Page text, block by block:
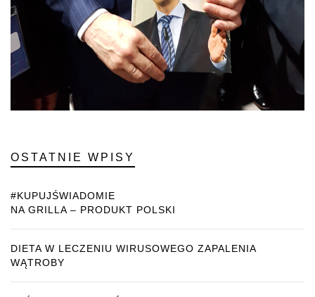
OSTATNIE WPISY
#KUPUJŚWIADOMIE
NA GRILLA – PRODUKT POLSKI
DIETA W LECZENIU WIRUSOWEGO ZAPALENIA
WĄTROBY